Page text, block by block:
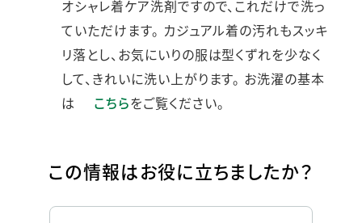
オシャレ着ケア洗剤ですので、これだけで洗っ
ていただけます。 カジュアル着の汚れもスッキ
リ落とし、お気にいりの服は型くずれを少なく
して、きれいに洗い上がります。 お洗濯の基本
は
こちらをご覧ください。
この情報はお役に立ちましたか？